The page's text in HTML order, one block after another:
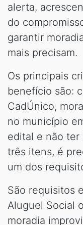
alerta,
do
garantir
mais precisam.
Os principais
benefício são:
CadÚnico,
no município
edital e não ter
três itens, é
um dos
São requisitos
Aluguel Social
moradia